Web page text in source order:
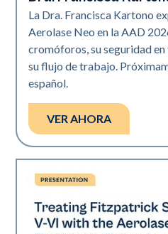
La Dra. Francisca Kartono
Aerolase Neo en la AAD
cromóforos, su seguridad
su flujo de trabajo.
español.
VER AHORA